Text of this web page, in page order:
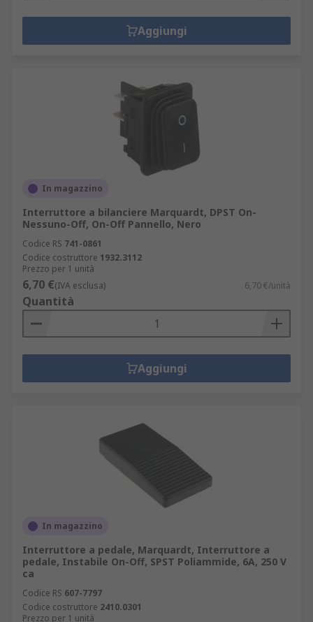
Aggiungi
In magazzino
Interruttore a bilanciere Marquardt, DPST On-
Nessuno-Off, On-Off Pannello, Nero
Codice RS 741-0861
Codice costruttore 1932.3112
Prezzo per 1 unità
6,70 €(IVA esclusa) 6,70 €/unità
Quantità
Aggiungi
In magazzino
Interruttore a pedale, Marquardt, Interruttore a
pedale, Instabile On-Off, SPST Poliammide, 6A, 250 V
ca
Codice RS 607-7797
Codice costruttore 2410.0301
Prezzo per 1 unità